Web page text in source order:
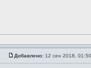
Добавлено: 12 сен 2018, 01:50